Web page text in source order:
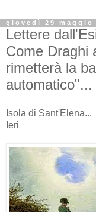
giovedì 29 maggio
Lettere
Come Draghi
rimetterà la
automatico"...
Isola di Sant'Elena...
Ieri